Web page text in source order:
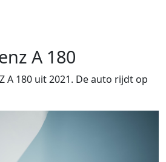
A 180
A 180 uit 2021. De auto rijdt op